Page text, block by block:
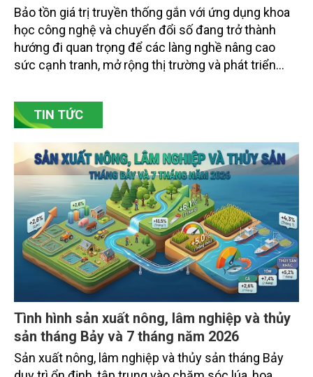
trường phối hợp với Sở Nông nghiệp và Môi trường
tỉnh Lai Châu tổ chức ngày 10/7/2026. Hội thảo thu
hút sự tham gia của hơn 100 đại biểu là lãnh đạo
các đơn vị thuộc Bộ Nông nghiệp và Môi trường,
doanh nghiệp ở các tỉnh miền núi phía Bắc.
Gốm Ngọc Phù Lãng: Phát huy giá trị làng
nghề bằng khoa học công nghệ và chuyển
đổi số
Bảo tồn giá trị truyền thống gắn với ứng dụng khoa
học công nghệ và chuyển đổi số đang trở thành
hướng đi quan trọng để các làng nghề nâng cao
sức cạnh tranh, mở rộng thị trường và phát triển
bền vững. Tại làng gốm Phù Lãng, xã Phù Lãng, tỉnh
Bắc Ninh, nhiều nghệ nhân và cơ sở sản xuất đã
chủ động đổi mới tư duy, đầu tư công nghệ, xây
TIN TỨC